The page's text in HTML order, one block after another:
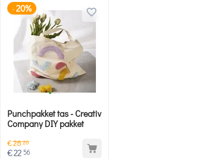
-20%
Punchpakket tas - Creativ
Company DIY pakket
€2820
€22 56